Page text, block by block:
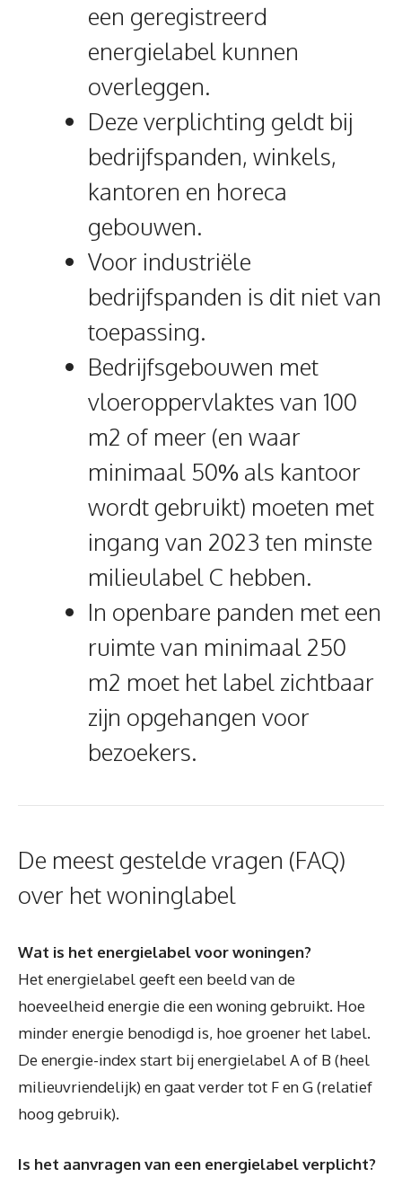
een geregistreerd
energielabel kunnen
overleggen.
Deze verplichting geldt bij
bedrijfspanden, winkels,
kantoren en horeca
gebouwen.
Voor industriële
bedrijfspanden is dit niet van
toepassing.
Bedrijfsgebouwen met
vloeroppervlaktes van 100
m2 of meer (en waar
minimaal 50% als kantoor
wordt gebruikt) moeten met
ingang van 2023 ten minste
milieulabel C hebben.
In openbare panden met een
ruimte van minimaal 250
m2 moet het label zichtbaar
zijn opgehangen voor
bezoekers.
De meest gestelde vragen (FAQ)
over het woninglabel
Wat is het energielabel voor woningen?
Het energielabel geeft een beeld van de
hoeveelheid energie die een woning gebruikt. Hoe
minder energie benodigd is, hoe groener het label.
De energie-index start bij energielabel A of B (heel
milieuvriendelijk) en gaat verder tot F en G (relatief
hoog gebruik).
Is het aanvragen van een energielabel verplicht?